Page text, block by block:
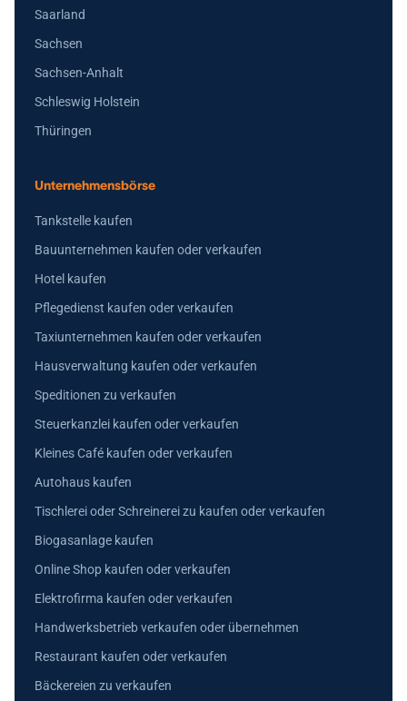
Saarland
Sachsen
Sachsen-Anhalt
Schleswig Holstein
Thüringen
Unternehmensbörse
Tankstelle kaufen
Bauunternehmen kaufen oder verkaufen
Hotel kaufen
Pflegedienst kaufen oder verkaufen
Taxiunternehmen kaufen oder verkaufen
Hausverwaltung kaufen oder verkaufen
Speditionen zu verkaufen
Steuerkanzlei kaufen oder verkaufen
Kleines Café kaufen oder verkaufen
Autohaus kaufen
Tischlerei oder Schreinerei zu kaufen oder verkaufen
Biogasanlage kaufen
Online Shop kaufen oder verkaufen
Elektrofirma kaufen oder verkaufen
Handwerksbetrieb verkaufen oder übernehmen
Restaurant kaufen oder verkaufen
Bäckereien zu verkaufen